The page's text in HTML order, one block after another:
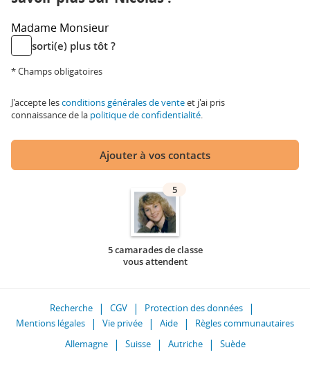
Madame Monsieur
sorti(e) plus tôt ?
* Champs obligatoires
J'accepte lesconditions générales de venteet j'ai pris
connaissance de la politique de confidentialité.
Ajouter à vos contacts
5
5 camarades de classe
vous attendent
Recherche CGV
Protection des données
Mentions légales
Vie privée Aide
Règles communautaires
Allemagne
Suisse Autriche Suède